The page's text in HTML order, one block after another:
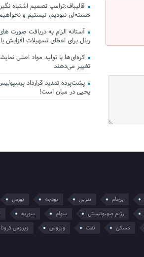
قالیباف:ترامپ تصمیم اشتباه
هسته‌ای نبودیم، نیستیم و
ریال برای اعطای تسهیلات افزایش
کره‌ای‌ها با تولید مواد اصلی
تغییر می‌دهند
پشت‌پرده تمدید قرارداد
یحیی در میان است!
برجام بنزین بودجه بورس
رژیم صهیونیستی سهام سوریه
مسکن نفت ویروس ویروس کرونا